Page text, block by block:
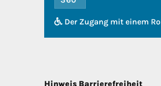
Der Zugang mit einem
Hinweis Barrierefreiheit